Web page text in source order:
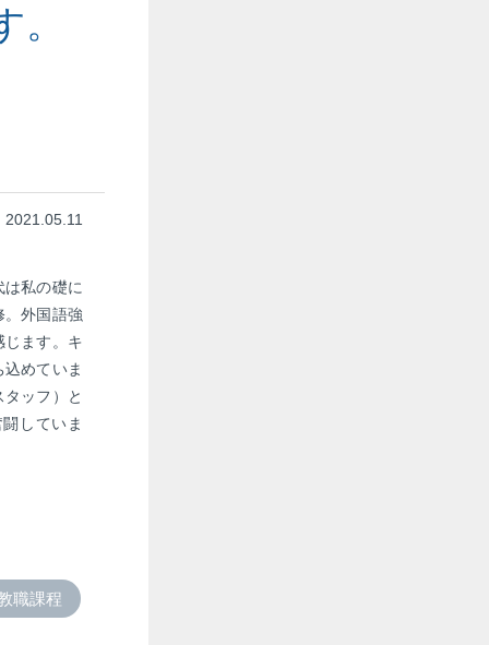
2021.05.11
私の礎に
外国語強
ます。キ
めていま
ッフ）と
していま
職課程